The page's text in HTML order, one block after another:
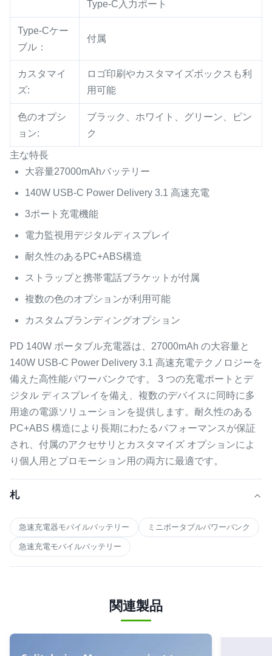
Type-C入力ポート
Type-Cケー
ブル：
付属
カスタマイ
ズ:
ロゴ印刷やカスタマイズボックスも利
用可能
色のオプシ
ョン:
ブラック、ホワイト、グリーン、ピン
ク
主な特長
大容量27000mAhバッテリー
140W USB-C Power Delivery 3.1 高速充電
3ポート充電機能
電力監視用デジタルディスプレイ
耐久性のあるPC+ABS構造
ストラップと携帯電話ブラケットが付属
複数の色のオプションが利用可能
カスタムブランディングオプション
PD 140W ポータブル充電器は、27000mAh の大容量と
140W USB-C Power Delivery 3.1 高速充電テクノロジーを
備えた高性能パワーバンクです。 3 つの充電ポートとデ
ジタル ディスプレイを備え、複数のデバイスに同時に多
用途の電源ソリューションを提供します。耐久性のある
PC+ABS 構造により長期にわたるパフォーマンスが保証
され、付属のアクセサリとカスタマイズ オプションによ
り個人用とプロモーション用の両方に最適です。
札
急速充電器モバイルバッテリー ミニポータブルパワーバンク
急速充電モバイルバッテリー
関連製品